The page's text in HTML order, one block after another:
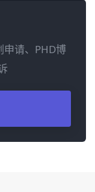
申请、PHD博